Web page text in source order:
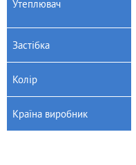
Утеплювач
Застібка
Колір
Країна виробник